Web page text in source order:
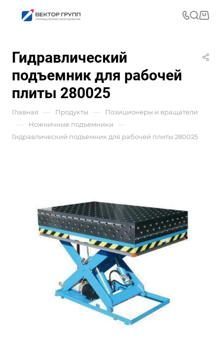
Гидравлический
подъемник для рабочей
плиты 280025
Главная — Продукты — Позиционеры и вращатели
— Ножничные подъемники —
Гидравлический подъемник для рабочей плиты 280025